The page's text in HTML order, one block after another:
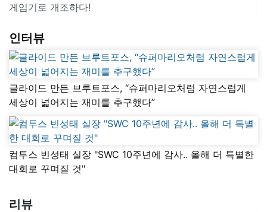
게임기로 개조하다!
인터뷰
글라이드 만든 브루트포스, “슈퍼마리오처럼 자연스럽게
세상이 넓어지는 재미를 추구했다”
컴투스 빈성태 실장 "SWC 10주년에 감사.. 올해 더 특별한
대회로 꾸며질 것"
리뷰